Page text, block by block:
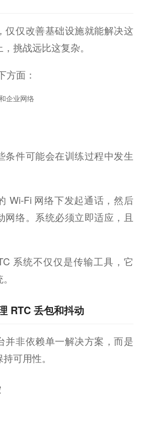
仅仅改善基础设施就能解决这
挑战远比这复杂。
方面：
企业网络
条件可能会在训练过程中发生
Wi-Fi 网络下发起通话，然后
网络。系统必须立即适应，且
系统不仅仅是传输工具，它
RTC 丢包和抖动
并非依赖单一解决方案，而是
可用性。